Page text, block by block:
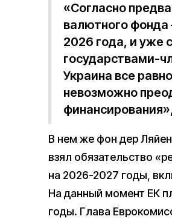
«Согласно
валютного фонда
2026 года, и уже
государствами-
Украина все
невозможно
В нем же фон дер
взял обязательство
на 2026-2027 годы,
На данный момент ЕК
годы. Глава